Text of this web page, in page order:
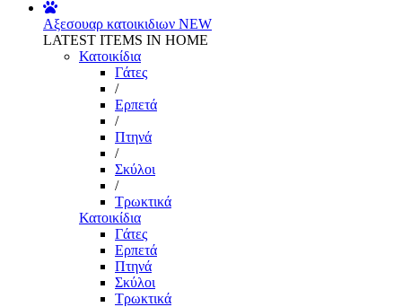
Αξεσουαρ κατοικιδιων NEW
LATEST ITEMS IN HOME
Κατοικίδια
Γάτες
/
Ερπετά
/
Πτηνά
/
Σκύλοι
/
Τρωκτικά
Κατοικίδια
Γάτες
Ερπετά
Πτηνά
Σκύλοι
Τρωκτικά